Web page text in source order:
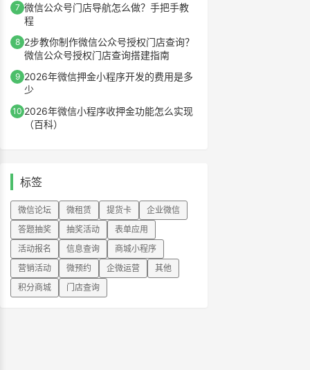
7 微信公众号门店导航怎么做？手把手教
程
8 2步教你制作微信公众号授权门店查询？
微信公众号授权门店查询搭建指南
9 2026年微信押金小程序开发的费用是多
少
10 2026年微信小程序收押金功能怎么实现
（百科）
标签
微信论坛 微租赁 提货卡
企业微信
答题抽奖
抽奖活动
表单应用
活动报名
信息查询
商城小程序
营销活动
微预约 企微运营
其他
积分商城
门店查询